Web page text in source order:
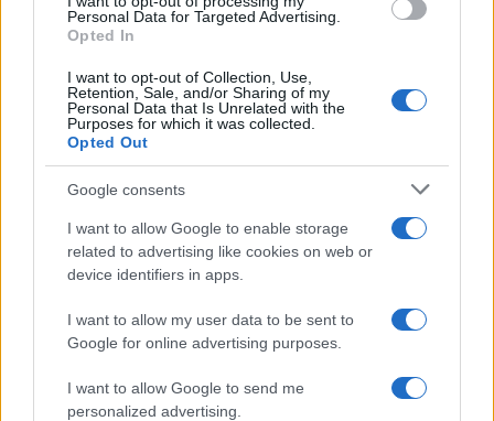
Personal Data for Targeted Advertising.
Opted In
I want to opt-out of Collection, Use,
Retention, Sale, and/or Sharing of my
Personal Data that Is Unrelated with the
Purposes for which it was collected.
Opted Out
Google consents
I want to allow Google to enable storage
related to advertising like cookies on web or
device identifiers in apps.
I want to allow my user data to be sent to
Google for online advertising purposes.
I want to allow Google to send me
personalized advertising.
ενημερώσω μόλις είμαι σε θέση να επιστρέψω»